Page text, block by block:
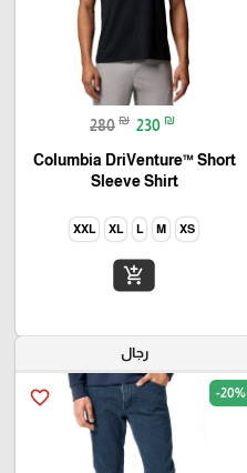
280 ₪ 230 ₪
Columbia DriVenture™ Short
Sleeve Shirt
XS
M
L
XL
XXL
add_shopping_cart
رجال
favorite_border -20%